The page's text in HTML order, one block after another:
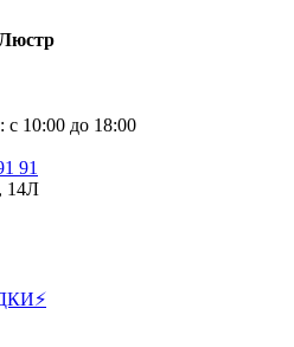
10:00 до 18:00
91
14Л